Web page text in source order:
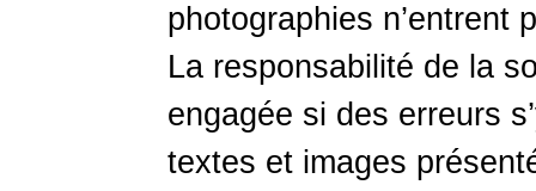
photographies n’entrent
La responsabilité de la
engagée si des erreurs
textes et images